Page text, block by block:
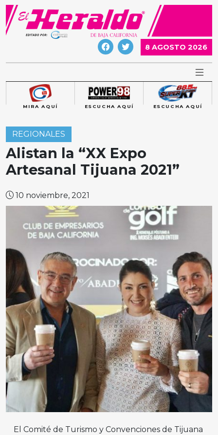
Skip
content
8 AGOSTO 2026
MIRA AQUÍ ESCUCHA AQUÍ ESCUCHA AQUÍ
REGIONALES
Alistan la “XX Expo
Artesanal Tijuana 2021”
10 noviembre, 2021
El Comité de Turismo y Convenciones de Tijuana